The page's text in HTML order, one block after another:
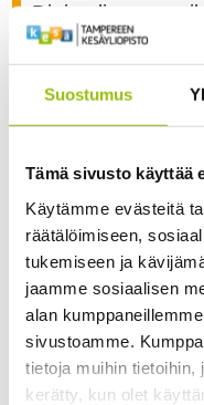
Suostumus
Tämä sivusto käyttää
Käytämme evästeitä
räätälöimiseen,
tukemiseen ja
jaamme sosiaalisen
alan
sivustoamme.
tietoja muihin tietoihin,
kerätty, kun olet
Digitaalisen
mahdollisuudet -
2 op
Further
Hyvinvointi ja
Ikääntyvien
Lahjakortit